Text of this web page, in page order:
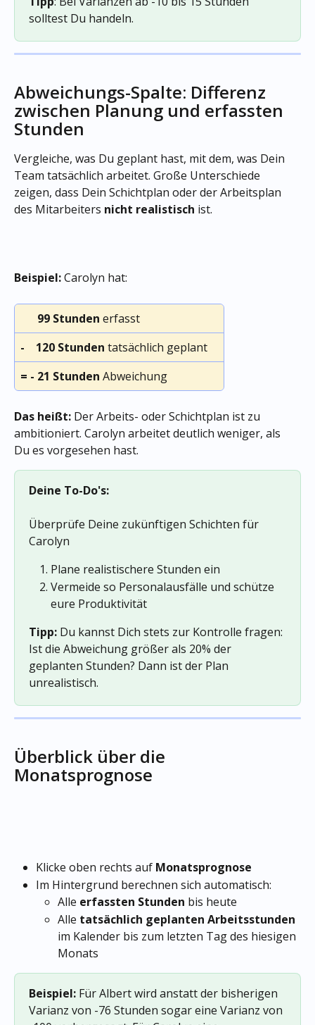
solltest Du handeln.
Abweichungs-Spalte: Differenz
zwischen Planung und erfassten
Stunden
Vergleiche, was Du geplant hast, mit dem, was Dein
Team tatsächlich arbeitet. Große Unterschiede
zeigen, dass Dein Schichtplan oder der Arbeitsplan
des Mitarbeiters nicht realistisch ist.
Beispiel: Carolyn hat:
      99 Stunden
erfasst
-    120 Stunden tatsächlich geplant
= - 21 Stunden Abweichung
Das heißt: Der Arbeits- oder Schichtplan ist zu
ambitioniert. Carolyn arbeitet deutlich weniger, als
Du es vorgesehen hast.
Deine To-Do's:
Überprüfe Deine zukünftigen Schichten für
Carolyn
Plane realistischere Stunden ein
Vermeide so Personalausfälle und schütze
eure Produktivität
Tipp: Du kannst Dich stets zur Kontrolle fragen:
Ist die Abweichung größer als 20% der
geplanten Stunden? Dann ist der Plan
unrealistisch.
Überblick über die
Monatsprognose
Klicke oben rechts auf Monatsprognose
Im Hintergrund berechnen sich automatisch:
Alle erfassten Stunden bis heute
Alle tatsächlich geplanten Arbeitsstunden
im Kalender bis zum letzten Tag des hiesigen
Monats
Beispiel: Für Albert wird anstatt der bisherigen
Varianz von -76 Stunden sogar eine Varianz von